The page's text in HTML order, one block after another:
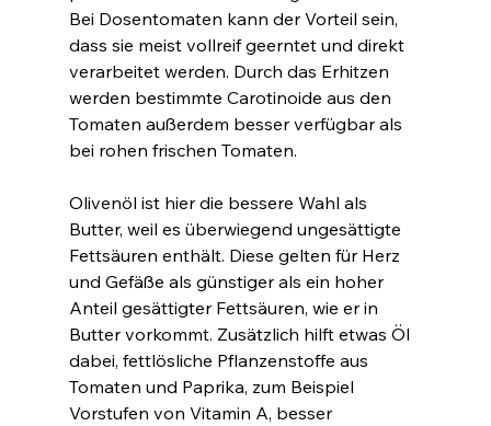
Bei Dosentomaten kann der Vorteil sein,
dass sie meist vollreif geerntet und direkt
verarbeitet werden. Durch das Erhitzen
werden bestimmte Carotinoide aus den
Tomaten außerdem besser verfügbar als
bei rohen frischen Tomaten.
Olivenöl ist hier die bessere Wahl als
Butter, weil es überwiegend ungesättigte
Fettsäuren enthält. Diese gelten für Herz
und Gefäße als günstiger als ein hoher
Anteil gesättigter Fettsäuren, wie er in
Butter vorkommt. Zusätzlich hilft etwas Öl
dabei, fettlösliche Pflanzenstoffe aus
Tomaten und Paprika, zum Beispiel
Vorstufen von Vitamin A, besser